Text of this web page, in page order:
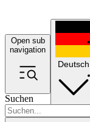
Open sub
navigation
Suchen
Deutsch